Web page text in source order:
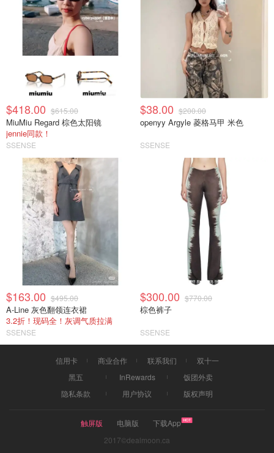
$418.00 $615.00
MiuMiu Regard 棕色太阳镜
jennie同款！
SSENSE
$38.00 $200.00
openyy Argyle 菱格马甲 米色
SSENSE
$163.00 $495.00
A-Line 灰色翻领连衣裙
3.2折！现码全！灰调气质拉满
SSENSE
$300.00 $770.00
棕色裤子
SSENSE
信用卡 商业合作 联系我们
双十一
黑五
InRewards
饭团外卖
隐私条款
用户协议 版权声明
触屏版 电脑版
下载App
2017©dealmoon.ca